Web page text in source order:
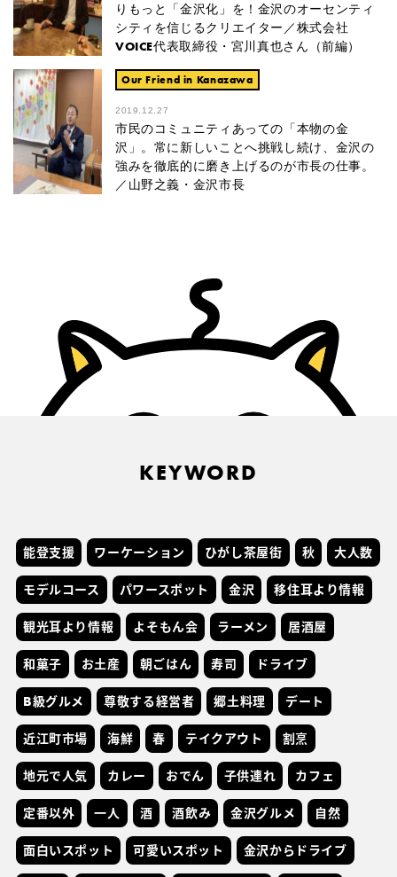
りもっと「金沢化」を！金沢のオーセンティ
シティを信じるクリエイター／株式会社
VOICE代表取締役・宮川真也さん（前編）
Our Friend in Kanazawa
2019.12.27
市民のコミュニティあっての「本物の金
沢」。常に新しいことへ挑戦し続け、金沢の
強みを徹底的に磨き上げるのが市長の仕事。
／山野之義・金沢市長
KEYWORD
能登支援 ワーケーション ひがし茶屋街 秋 大人数
モデルコース パワースポット 金沢 移住耳より情報
観光耳より情報 よそもん会 ラーメン 居酒屋
和菓子 お土産 朝ごはん 寿司 ドライブ
B級グルメ 尊敬する経営者 郷土料理 デート
近江町市場 海鮮 春 テイクアウト 割烹
地元で人気 カレー おでん 子供連れ カフェ
定番以外 一人 酒 酒飲み 金沢グルメ 自然
面白いスポット 可愛いスポット 金沢からドライブ